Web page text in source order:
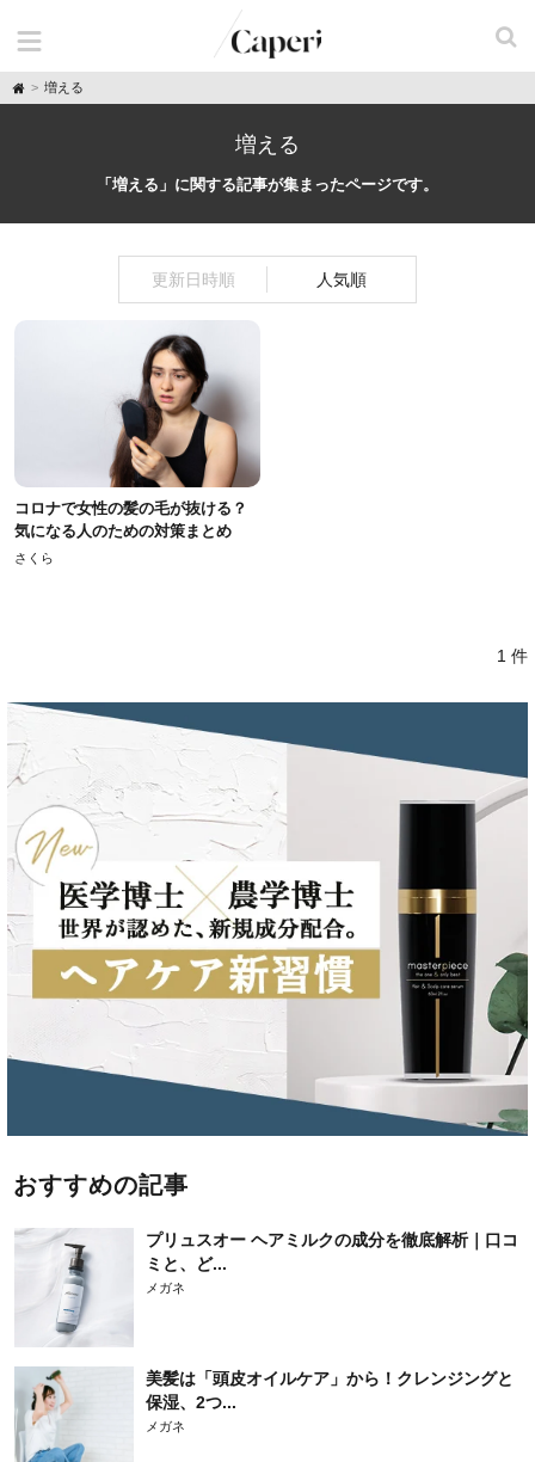
H
o
増える
増える
「増える」に関する記事が集まったページです。
更新日時順 人気順
コロナで女性の髪の毛が抜ける？
気になる人のための対策まとめ
さくら
1 件
おすすめの記事
プリュスオー ヘアミルクの成分を徹底解析｜口コ
ミと、ど...
メガネ
美髪は「頭皮オイルケア」から！クレンジングと
保湿、2つ...
メガネ